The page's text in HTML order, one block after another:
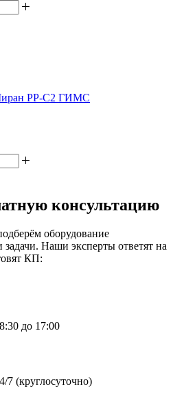
РР-С2 ГИМС
консультацию
оборудование
Наши эксперты ответят на
КП:
до 17:00
7 (круглосуточно)